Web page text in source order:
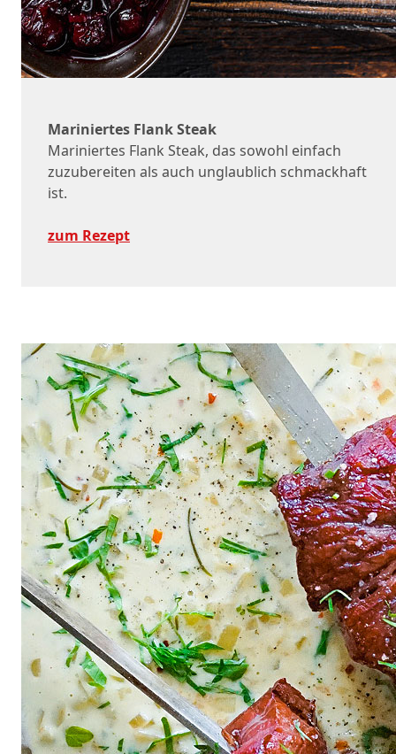
Mariniertes Flank Steak
Mariniertes Flank Steak, das sowohl einfach
zuzubereiten als auch unglaublich schmackhaft
ist.
zum Rezept